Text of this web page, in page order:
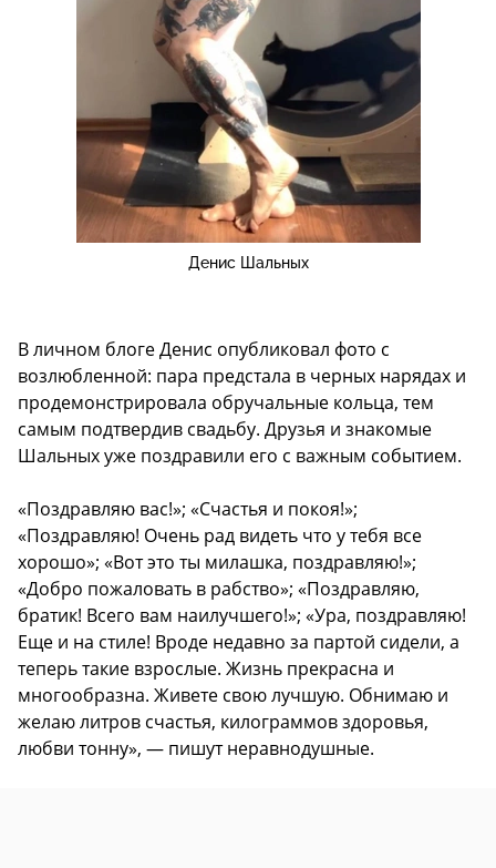
Денис Шальных
В личном блоге Денис опубликовал фото с
возлюбленной: пара предстала в черных нарядах и
продемонстрировала обручальные кольца, тем
самым подтвердив свадьбу. Друзья и знакомые
Шальных уже поздравили его с важным событием.
«Поздравляю вас!»; «Счастья и покоя!»;
«Поздравляю! Очень рад видеть что у тебя все
хорошо»; «Вот это ты милашка, поздравляю!»;
«Добро пожаловать в рабство»; «Поздравляю,
братик! Всего вам наилучшего!»; «Ура, поздравляю!
Еще и на стиле! Вроде недавно за партой сидели, а
теперь такие взрослые. Жизнь прекрасна и
многообразна. Живете свою лучшую. Обнимаю и
желаю литров счастья, килограммов здоровья,
любви тонну», — пишут неравнодушные.